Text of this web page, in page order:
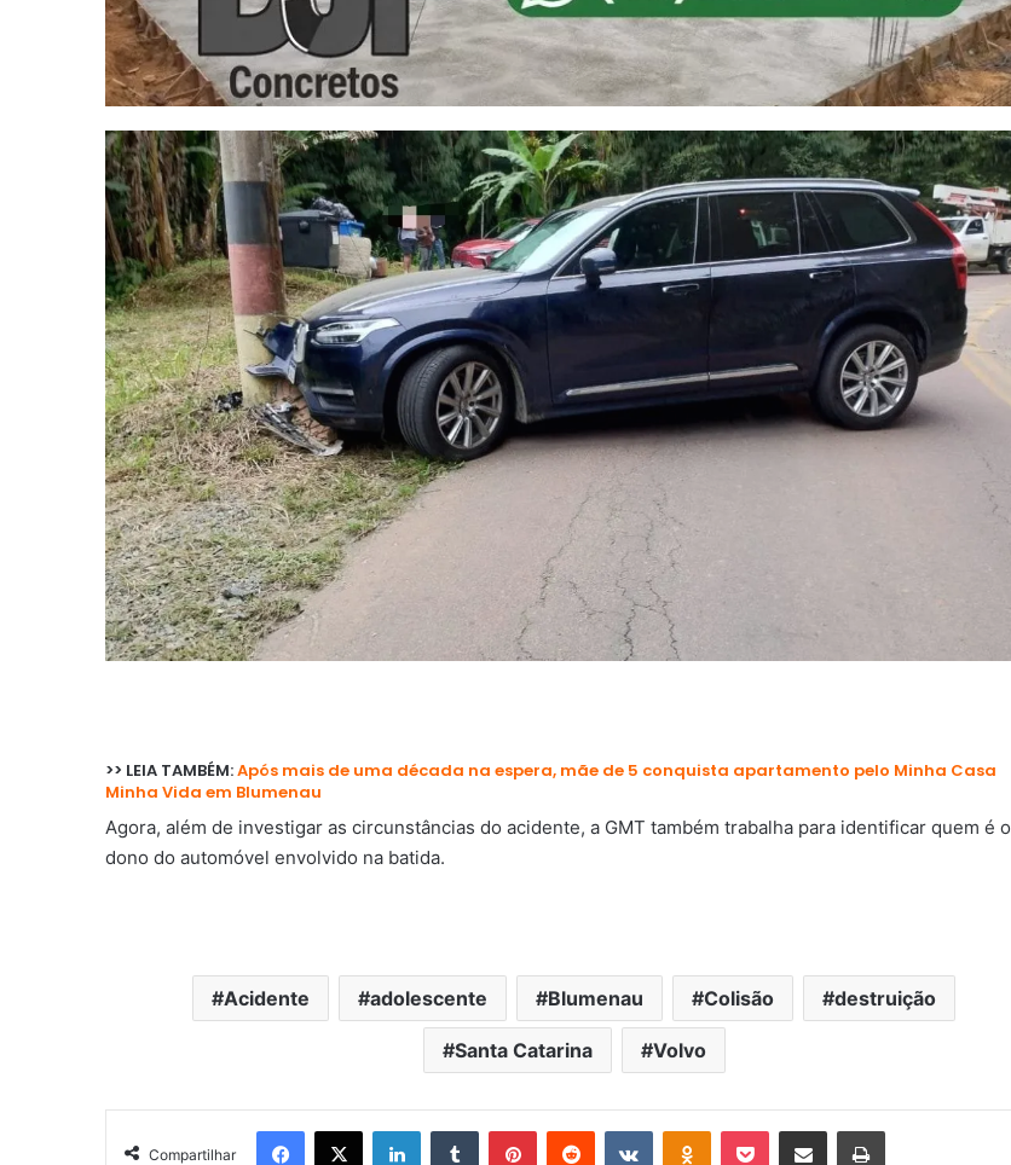
>> LEIA TAMBÉM:Após mais de uma década na espera, mãe de 5 conquista apartamento pelo Minha Casa
Minha Vida em Blumenau
Agora, além de investigar as circunstâncias do acidente, a GMT também trabalha para identificar quem é o
dono do automóvel envolvido na batida.
Acidente adolescente Blumenau Colisão destruição
Santa Catarina Volvo
Compartilhar